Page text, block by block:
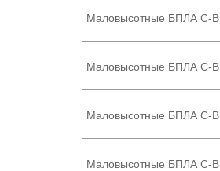
Маловысотные БПЛА C-B
Маловысотные БПЛА C-B
Маловысотные БПЛА C-B
Маловысотные БПЛА C-B